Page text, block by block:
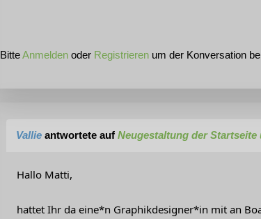
BitteAnmelden oder Registrieren um der Konversation
Vallie antwortete auf Neugestaltung der
Hallo Matti,
hattet Ihr da eine*n Graphikdesigner*in mit an